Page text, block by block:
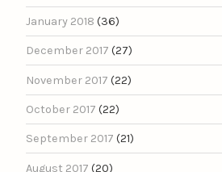
January 2018 (36)
December 2017 (27)
November 2017 (22)
October 2017 (22)
September 2017 (21)
August 2017 (20)